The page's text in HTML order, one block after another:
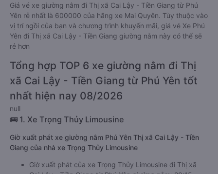
Giá vé xe giường nằm đi Thị xã Cai Lậy - Tiền Giang từ Phú
Yên rẻ nhất là 600000 của hãng xe Mai Quyên. Tùy thuộc vào
vị trí ngồi của bạn và chương trình khuyến mãi, giá vé Xe Phú
Yên đi Thị xã Cai Lậy - Tiền Giang giường nằm này có thể sẽ
rẻ hơn
Tổng hợp TOP 6 xe giường nằm đi Thị
xã Cai Lậy - Tiền Giang từ Phú Yên tốt
nhất hiện nay 08/2026
null
🚌 1. Xe Trọng Thủy Limousine
Giờ xuất phát xe giường nằm Phú Yên Thị xã Cai Lậy - Tiền
Giang của nhà xe Trọng Thủy Limousine
Giờ xuất phát của xe Trọng Thủy Limousine đi Thị xã